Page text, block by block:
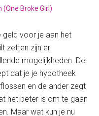
(One Broke Girl)
geld voor je aan het
zetten zijn er
mogelijkheden. De
dat je je hypotheek
en de ander zegt
het beter is om te gaan
Maar wat kun je nu